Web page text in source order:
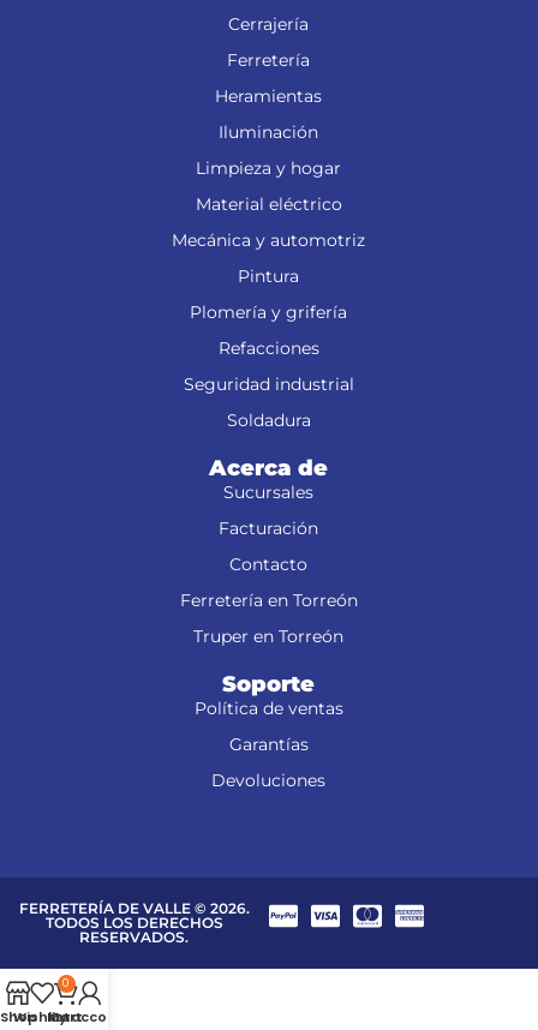
Cerrajería
Ferretería
Heramientas
Iluminación
Limpieza y hogar
Material eléctrico
Mecánica y automotriz
Pintura
Plomería y grifería
Refacciones
Seguridad industrial
Soldadura
Acerca de
Sucursales
Facturación
Contacto
Ferretería en Torreón
Truper en Torreón
Soporte
Política de ventas
Garantías
Devoluciones
FERRETERÍA DE VALLE © 2026.
TODOS LOS DERECHOS
RESERVADOS.
Shop
Wishlist
0
Cart
My account